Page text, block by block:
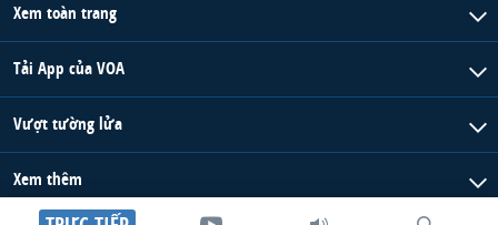
Xem toàn trang
Tải App của VOA
Vượt tường lửa
Xem thêm